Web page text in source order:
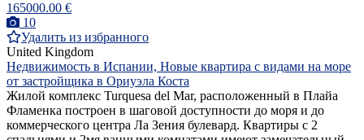
165000.00 €
10
Удалить из избранного
United Kingdom
Недвижимость в Испании, Новые квартира с видами на море
от застройщика в Ориуэла Коста
Жилой комплекс Turquesa del Mar, расположенный в Плайа
Фламенка построен в шаговой доступности до моря и до
коммерческого центра Ла Зения булевард. Квартиры с 2